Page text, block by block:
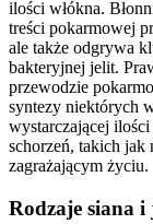
ilości włókna.
treści pokarmowej
ale także odgrywa
bakteryjnej jelit.
przewodzie
syntezy niektórych
wystarczającej
schorzeń, takich jak
zagrażającym życiu.
Rodzaje siana i